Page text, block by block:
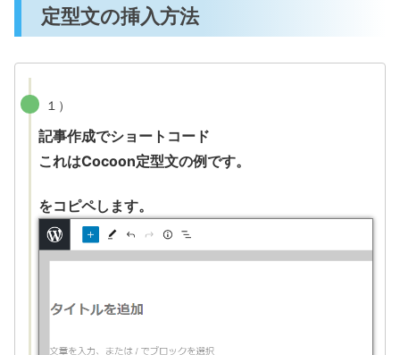
定型文の挿入方法
１）
記事作成でショートコード
これはCocoon定型文の例です。
をコピペします。